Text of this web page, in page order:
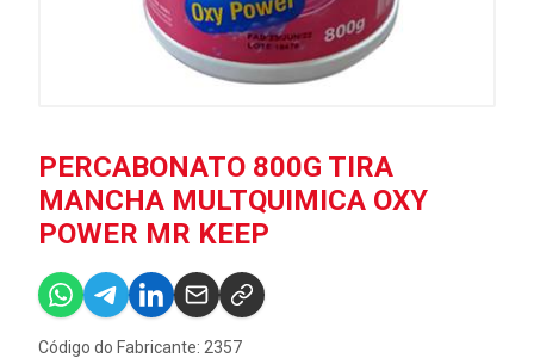
PERCABONATO 800G TIRA
MANCHA MULTQUIMICA OXY
POWER MR KEEP
Código do Fabricante: 2357